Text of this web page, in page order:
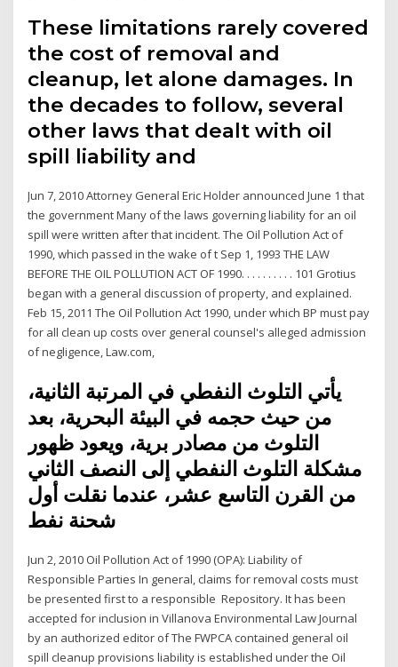
These limitations rarely covered
the cost of removal and
cleanup, let alone damages. In
the decades to follow, several
other laws that dealt with oil
spill liability and
Jun 7, 2010 Attorney General Eric Holder announced June 1 that
the government Many of the laws governing liability for an oil
spill were written after that incident. The Oil Pollution Act of
1990, which passed in the wake of t Sep 1, 1993 THE LAW
BEFORE THE OIL POLLUTION ACT OF 1990. . . . . . . . . . 101 Grotius
began with a general discussion of property, and explained.
Feb 15, 2011 The Oil Pollution Act 1990, under which BP must pay
for all clean up costs over general counsel's alleged admission
of negligence, Law.com,
يأتي التلوث النفطي في المرتبة الثانية،
من حيث حجمه في البيئة البحرية، بعد
التلوث من مصادر برية، ويعود ظهور
مشكلة التلوث النفطي إلى النصف الثاني
من القرن التاسع عشر، عندما نقلت أول
شحنة نفط
Jun 2, 2010 Oil Pollution Act of 1990 (OPA): Liability of
Responsible Parties In general, claims for removal costs must
be presented first to a responsible Repository. It has been
accepted for inclusion in Villanova Environmental Law Journal
by an authorized editor of The FWPCA contained general oil
spill cleanup provisions liability is established under the Oil